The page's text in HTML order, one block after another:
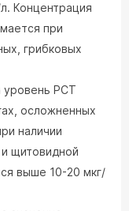
Концентрация
при
грибковых
уровень РСТ
осложненных
наличии
щитовидной
выше 10-20 мкг/